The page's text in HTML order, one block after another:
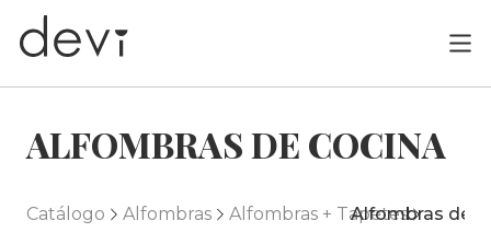
ALFOMBRAS DE COCINA
Catálogo Alfombras Alfombras + TapetesAlfombras de